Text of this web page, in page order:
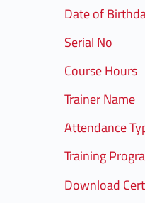
Date of
Serial No
Course Hours
Trainer Name
Attendance
Training
Download